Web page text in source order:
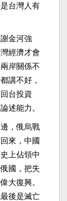
台灣人有
金河強
經濟才會
岸關係不
講不好，
台投資
述能力。
，俄烏戰
來，中國
上佔領中
國，把失
大復興。
後是滅亡